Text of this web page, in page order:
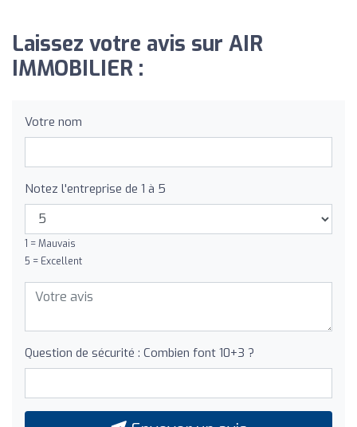
Laissez votre avis sur AIR
IMMOBILIER :
Votre nom
Notez l'entreprise de 1 à 5
1 = Mauvais
5 = Excellent
Question de sécurité : Combien font 10+3 ?